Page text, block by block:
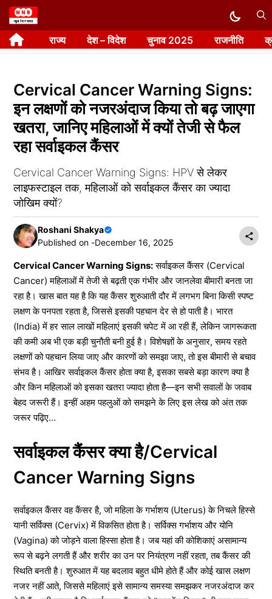
Skip
to
content राज्य देश – विदेश चुनाव 2025 राजनीति
Cervical Cancer Warning Signs:
इन लक्षणों को नजरअंदाज किया तो बढ़ जाएगा
खतरा, जानिए महिलाओं में क्यों तेजी से फैल
रहा सर्वाइकल कैंसर
Cervical Cancer Warning Signs: HPV से लेकर
लाइफस्टाइल तक, महिलाओं को सर्वाइकल कैंसर का ज्यादा
जोखिम क्यों?
Roshani Shakya
Published on -December 16, 2025
Cervical Cancer Warning Signs:सर्वाइकल कैंसर (Cervical
Cancer) महिलाओं में तेजी से बढ़ती एक गंभीर और जानलेवा बीमारी बनता जा
रहा है। खास बात यह है कि यह कैंसर शुरुआती दौर में लगभग बिना किसी स्पष्ट
लक्षण के पनपता रहता है, जिससे इसकी पहचान देर से हो पाती है। भारत
(India) में हर साल लाखों महिलाएं इसकी चपेट में आ रही हैं, लेकिन जागरूकता
की कमी अब भी एक बड़ी चुनौती बनी हुई है। विशेषज्ञों के अनुसार, समय रहते
लक्षणों को पहचान लिया जाए और कारणों को समझा जाए, तो इस बीमारी से बचाव
संभव है। आखिर सर्वाइकल कैंसर होता क्या है, इसका सबसे बड़ा कारण क्या है
और किन महिलाओं को इसका खतरा ज्यादा होता है—इन सभी सवालों के जवाब
बेहद जरूरी हैं। इन्हीं अहम पहलुओं को समझने के लिए इस लेख को अंत तक
जरूर पढ़िए…
सर्वाइकल कैंसर क्या है/Cervical
Cancer Warning Signs
सर्वाइकल कैंसर वह कैंसर है, जो महिला के गर्भाशय (Uterus) के निचले हिस्से
यानी सर्विक्स (Cervix) में विकसित होता है। सर्विक्स गर्भाशय और योनि
(Vagina) को जोड़ने वाला हिस्सा होता है। जब यहां की कोशिकाएं असामान्य
रूप से बढ़ने लगती हैं और शरीर का उन पर नियंत्रण नहीं रहता, तब कैंसर की
स्थिति बनती है। शुरुआत में यह बदलाव बहुत धीमे होते हैं और कोई खास लक्षण
नजर नहीं आते, जिससे महिलाएं इसे सामान्य समस्या समझकर नजरअंदाज कर